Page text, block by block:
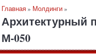
Главная» Молдинги»
Архитектурный
М-050